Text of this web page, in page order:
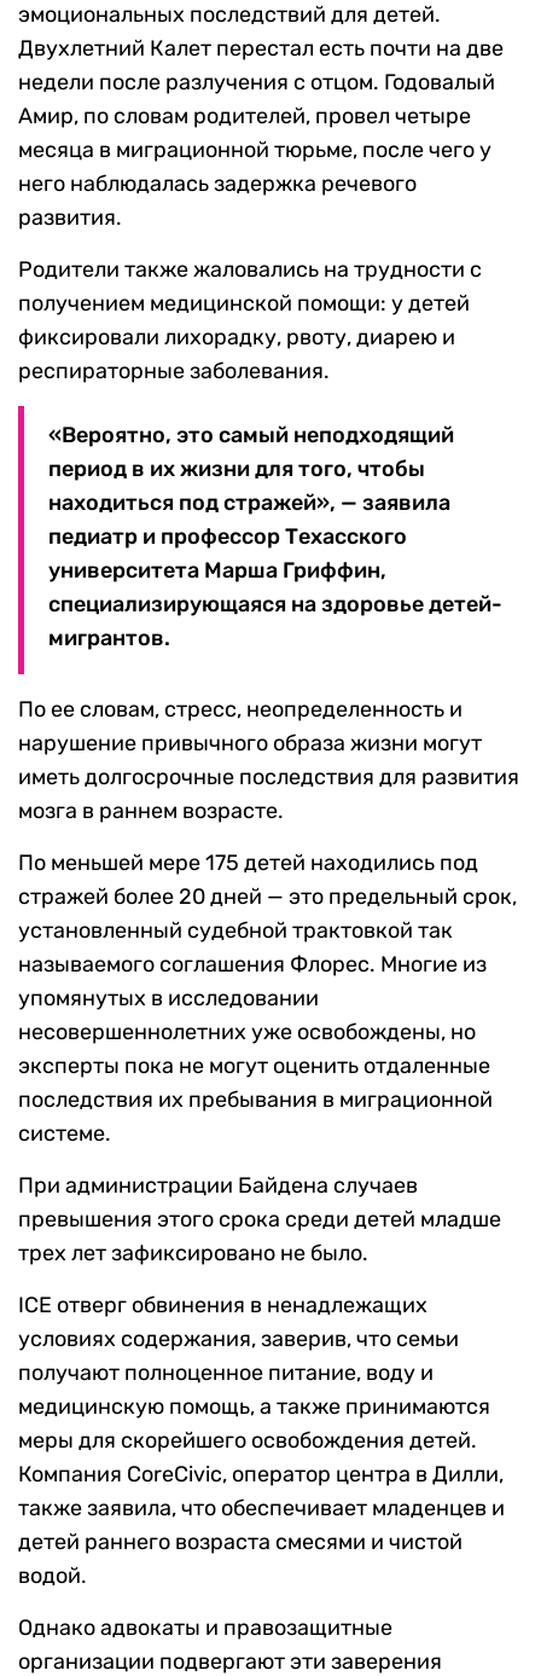
эмоциональных последствий для детей.
Двухлетний Калет перестал есть почти на две
недели после разлучения с отцом. Годовалый
Амир, по словам родителей, провел четыре
месяца в миграционной тюрьме, после чего у
него наблюдалась задержка речевого
развития.
Родители также жаловались на трудности с
получением медицинской помощи: у детей
фиксировали лихорадку, рвоту, диарею и
респираторные заболевания.
«Вероятно, это самый неподходящий
период в их жизни для того, чтобы
находиться под стражей», — заявила
педиатр и профессор Техасского
университета Марша Гриффин,
специализирующаяся на здоровье детей-
мигрантов.
По ее словам, стресс, неопределенность и
нарушение привычного образа жизни могут
иметь долгосрочные последствия для развития
мозга в раннем возрасте.
По меньшей мере 175 детей находились под
стражей более 20 дней — это предельный срок,
установленный судебной трактовкой так
называемого соглашения Флорес. Многие из
упомянутых в исследовании
несовершеннолетних уже освобождены, но
эксперты пока не могут оценить отдаленные
последствия их пребывания в миграционной
системе.
При администрации Байдена случаев
превышения этого срока среди детей младше
трех лет зафиксировано не было.
ICE отверг обвинения в ненадлежащих
условиях содержания, заверив, что семьи
получают полноценное питание, воду и
медицинскую помощь, а также принимаются
меры для скорейшего освобождения детей.
Компания CoreCivic, оператор центра в Дилли,
также заявила, что обеспечивает младенцев и
детей раннего возраста смесями и чистой
водой.
Однако адвокаты и правозащитные
организации подвергают эти заверения